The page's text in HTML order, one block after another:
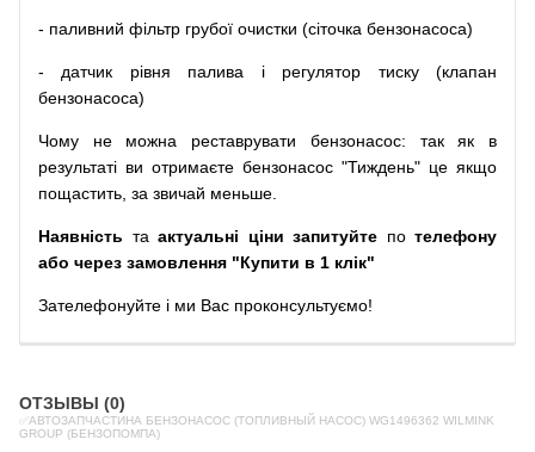
- паливний фільтр грубої очистки (сіточка бензонасоса)
- датчик рівня палива і регулятор тиску (клапан
бензонасоса)
Чому не можна реставрувати бензонасос: так як
в
результаті ви отримаєте бензонасос "Тиждень" це якщо
пощастить, за звичай меньше.
Наявність та актуальні ціни запитуйте по телефону
або через замовлення "Купити в 1 клік"
Зателефонуйте і ми Вас проконсультуємо!
ОТЗЫВЫ (0)
✅АВТОЗАПЧАСТИНА БЕНЗОНАСОС (ТОПЛИВНЫЙ НАСОС) WG1496362 WILMINK
GROUP (БЕНЗОПОМПА)